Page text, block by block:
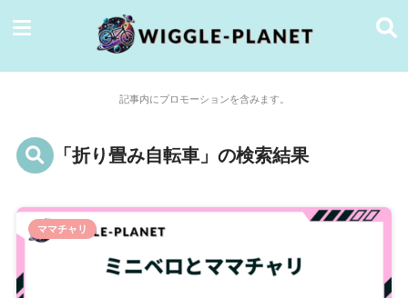
記事内にプロモーションを含みます。
「折り畳み自転車」の検索結果
ママチャリ